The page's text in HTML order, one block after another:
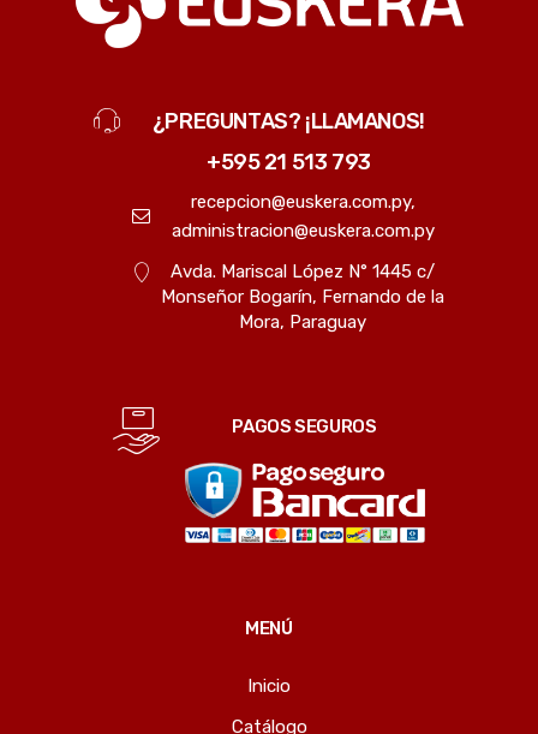
¿PREGUNTAS? ¡LLAMANOS!
+595 21 513 793
recepcion@euskera.com.py,
administracion@euskera.com.py
Avda. Mariscal López N° 1445 c/
Monseñor Bogarín, Fernando de la
Mora, Paraguay
PAGOS SEGUROS
MENÚ
Inicio
Catálogo